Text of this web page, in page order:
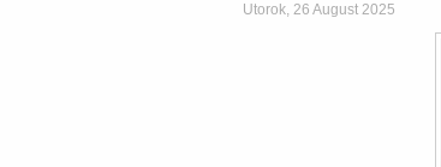
Utorok, 26 August 2025